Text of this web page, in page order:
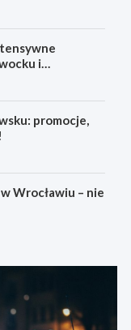
i
promocje,
Wrocławiu – nie